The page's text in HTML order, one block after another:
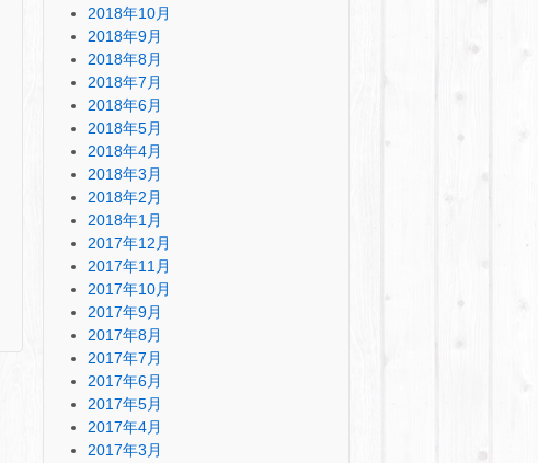
2018年10月
2018年9月
2018年8月
2018年7月
2018年6月
2018年5月
2018年4月
2018年3月
2018年2月
2018年1月
2017年12月
2017年11月
2017年10月
2017年9月
2017年8月
2017年7月
2017年6月
2017年5月
2017年4月
2017年3月